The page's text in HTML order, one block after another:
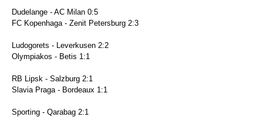
Dudelange - AC Milan 0:5
FC Kopenhaga - Zenit Petersburg 2:3
Ludogorets - Leverkusen 2:2
Olympiakos - Betis 1:1
RB Lipsk - Salzburg 2:1
Slavia Praga - Bordeaux 1:1
Sporting - Qarabag 2:1